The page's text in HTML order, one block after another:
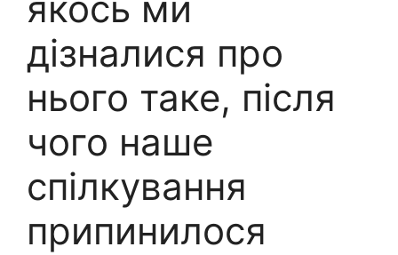
дізналися про
нього таке, після
чого наше
спілкування
припинилося